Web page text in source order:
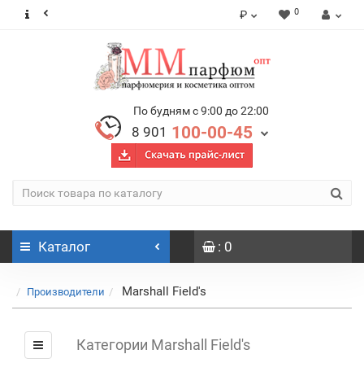
₽ 0
По будням с 9:00 до 22:00
8 901 100-00-45
Каталог : 0
Производители Marshall Field's
Категории Marshall Field's